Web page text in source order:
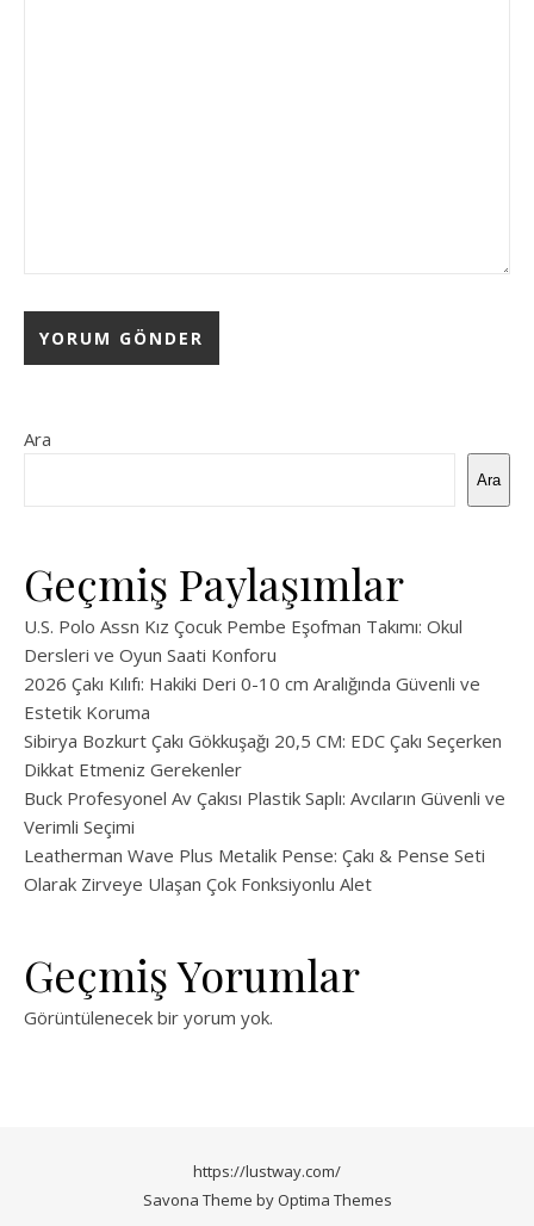
Ara
Ara
Geçmiş Paylaşımlar
U.S. Polo Assn Kız Çocuk Pembe Eşofman Takımı: Okul
Dersleri ve Oyun Saati Konforu
2026 Çakı Kılıfı: Hakiki Deri 0-10 cm Aralığında Güvenli ve
Estetik Koruma
Sibirya Bozkurt Çakı Gökkuşağı 20,5 CM: EDC Çakı Seçerken
Dikkat Etmeniz Gerekenler
Buck Profesyonel Av Çakısı Plastik Saplı: Avcıların Güvenli ve
Verimli Seçimi
Leatherman Wave Plus Metalik Pense: Çakı & Pense Seti
Olarak Zirveye Ulaşan Çok Fonksiyonlu Alet
Geçmiş Yorumlar
Görüntülenecek bir yorum yok.
https://lustway.com/
Savona Theme by Optima Themes